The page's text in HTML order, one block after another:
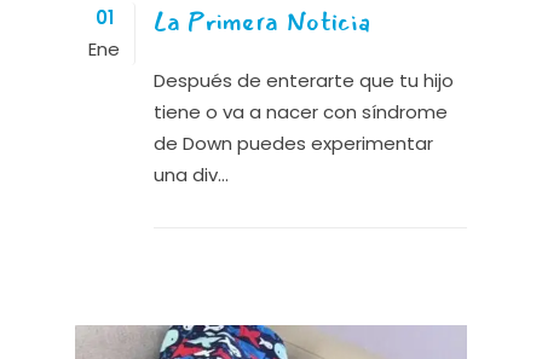
01
Ene
La Primera Noticia
Después de enterarte que tu hijo
tiene o va a nacer con síndrome
de Down puedes experimentar
una div...